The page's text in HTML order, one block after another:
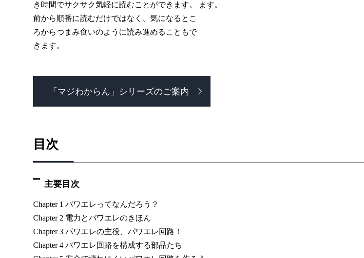
き時間でサクサク気軽に読むことができます。
前から順番に読むだけではなく、気になるとこ
ろからつまみ食いのように読み進めることもで
きます。
ます。
「マジわからん」シリーズのご案内
目次
主要目次
Chapter 1 パワエレってなんだろう？
Chapter 2 電力とパワエレのきほん
Chapter 3 パワエレの主役、パワエレ回路！
Chapter 4 パワエレ回路を構成する部品たち